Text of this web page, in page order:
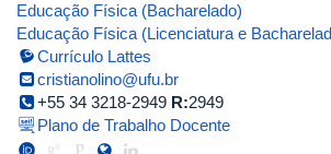
Educação Física (Bacharelado)
Educação Física (Licenciatura e
Currículo Lattes
cristianolino@ufu.br
+55 34 3218-2949 R:2949
Plano de Trabalho Docente